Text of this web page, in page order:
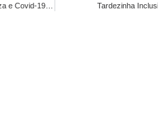
Tardezinha